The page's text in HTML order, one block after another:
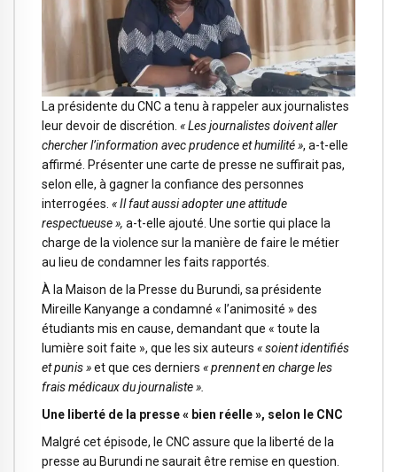
La présidente du CNC a tenu à rappeler aux journalistes
leur devoir de discrétion. « Les journalistes doivent aller
chercher l’information avec prudence et humilité », a-t-elle
affirmé. Présenter une carte de presse ne suffirait pas,
selon elle, à gagner la confiance des personnes
interrogées. « Il faut aussi adopter une attitude
respectueuse », a-t-elle ajouté. Une sortie qui place la
charge de la violence sur la manière de faire le métier
au lieu de condamner les faits rapportés.
À la Maison de la Presse du Burundi, sa présidente
Mireille Kanyange a condamné « l’animosité » des
étudiants mis en cause, demandant que « toute la
lumière soit faite », que les six auteurs « soient identifiés
et punis »et que ces derniers « prennent en charge les
frais médicaux du journaliste ».
Une liberté de la presse « bien réelle », selon le CNC
Malgré cet épisode, le CNC assure que la liberté de la
presse au Burundi ne saurait être remise en question.